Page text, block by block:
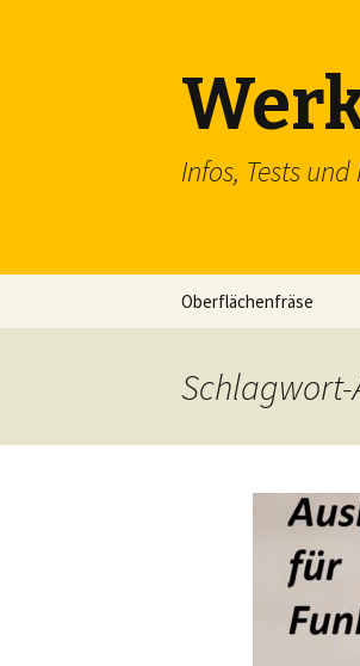
Infos, Tests
Oberflächenfräse
Schlagwort-